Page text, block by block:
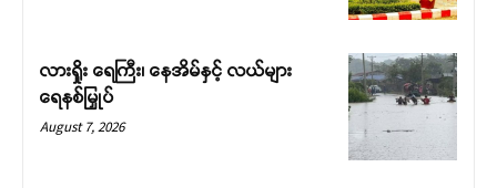
လားရှိုး ရေကြီး၊ နေအိမ်နှင့် လယ်များ
ရေနစ်မြှုပ်
August 7, 2026